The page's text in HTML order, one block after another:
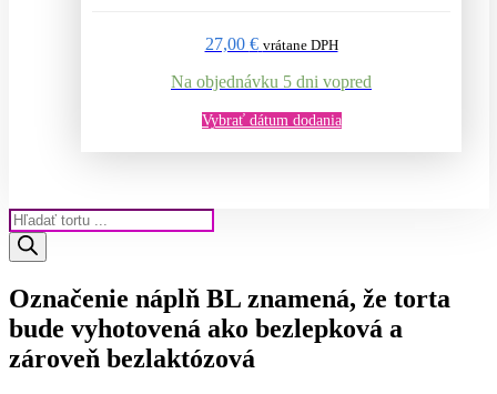
27,00 € vrátane DPH
Na objednávku 5 dni vopred
Vybrať dátum dodania
Products
search
Označenie náplň BL znamená, že torta
bude vyhotovená ako bezlepková a
zároveň bezlaktózová